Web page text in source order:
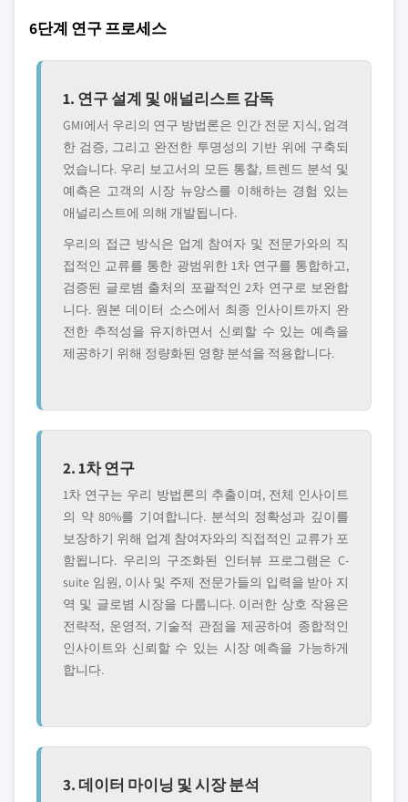
6단계 연구 프로세스
1. 연구 설계 및 애널리스트 감독
GMI에서 우리의 연구 방법론은 인간 전문 지식, 엄격
한 검증, 그리고 완전한 투명성의 기반 위에 구축되
었습니다. 우리 보고서의 모든 통찰, 트렌드 분석 및
예측은 고객의 시장 뉴앙스를 이해하는 경험 있는
애널리스트에 의해 개발됩니다.
우리의 접근 방식은 업계 참여자 및 전문가와의 직
접적인 교류를 통한 광범위한 1차 연구를 통합하고,
검증된 글로볌 출처의 포괄적인 2차 연구로 보완합
니다. 원본 데이터 소스에서 최종 인사이트까지 완
전한 추적성을 유지하면서 신뢰할 수 있는 예측을
제공하기 위해 정량화된 영향 분석을 적용합니다.
2. 1차 연구
1차 연구는 우리 방법론의 추출이며, 전체 인사이트
의 약 80%를 기여합니다. 분석의 정확성과 깊이를
보장하기 위해 업계 참여자와의 직접적인 교류가 포
함됩니다. 우리의 구조화된 인터뷰 프로그램은 C-
suite 임원, 이사 및 주제 전문가들의 입력을 받아 지
역 및 글로볌 시장을 다룹니다. 이러한 상호 작용은
전략적, 운영적, 기술적 관점을 제공하여 종합적인
인사이트와 신뢰할 수 있는 시장 예측을 가능하게
합니다.
3. 데이터 마이닝 및 시장 분석